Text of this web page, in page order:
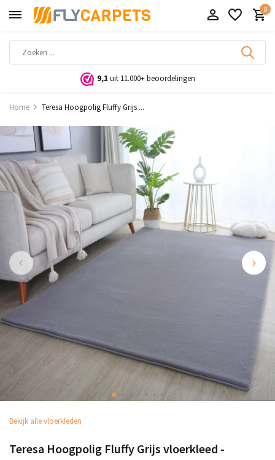
0
9,1 uit 11.000+ beoordelingen
Home Teresa Hoogpolig Fluffy Grijs ...
Bekijk alle vloerkleden
Teresa Hoogpolig Fluffy Grijs vloerkleed -